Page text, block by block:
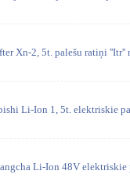
Xn-2, 5t. palešu ratiņi
Li-Ion 1, 5t. elektriskie
Li-Ion 48V